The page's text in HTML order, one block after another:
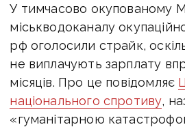
У тимчасово окупованому
міськводоканалу
рф оголосили страйк,
не виплачують зарплату
місяців. Про це повідомляє
національного спротиву,
«гуманітарною